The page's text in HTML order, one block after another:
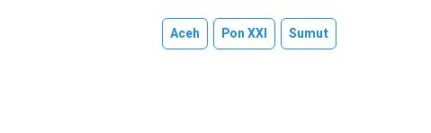
Aceh Pon XXI Sumut